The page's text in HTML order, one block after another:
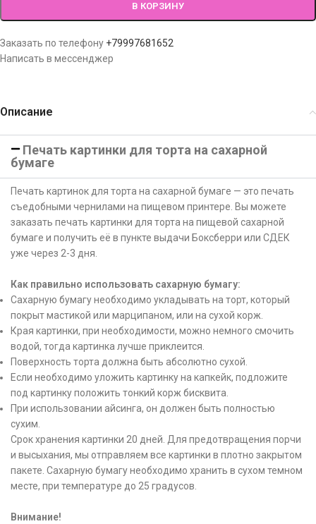
В КОРЗИНУ
Заказать по телефону +79997681652
Написать в мессенджер
Описание
Печать картинки для торта на сахарной
бумаге
Печать картинок для торта на сахарной бумаге — это печать
съедобными чернилами на пищевом принтере. Вы можете
заказать печать картинки для торта на пищевой сахарной
бумаге и получить её в пункте выдачи Боксберри или СДЕК
уже через 2-3 дня.
Как правильно использовать сахарную бумагу:
Сахарную бумагу необходимо укладывать на торт, который
покрыт мастикой или марципаном, или на сухой корж.
Края картинки, при необходимости, можно немного смочить
водой, тогда картинка лучше приклеится.
Поверхность торта должна быть абсолютно сухой.
Если необходимо уложить картинку на капкейк, подложите
под картинку положить тонкий корж бисквита.
При использовании айсинга, он должен быть полностью
сухим.
Срок хранения картинки 20 дней. Для предотвращения порчи
и высыхания, мы отправляем все картинки в плотно закрытом
пакете. Сахарную бумагу необходимо хранить в сухом темном
месте, при температуре до 25 градусов.
Внимание!